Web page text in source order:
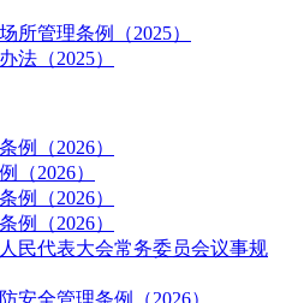
所管理条例（2025）
法（2025）
例（2026）
（2026）
例（2026）
例（2026）
民代表大会常务委员会议事规
安全管理条例（2026）